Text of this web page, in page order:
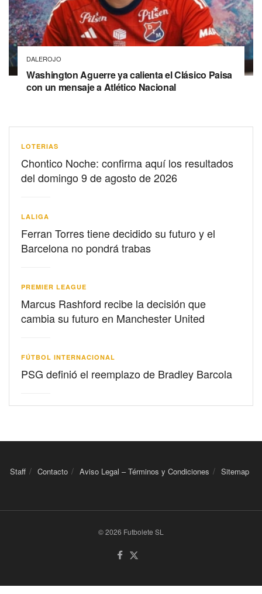
DALEROJO
Washington Aguerre ya calienta el Clásico Paisa
con un mensaje a Atlético Nacional
LOTERIAS
Chontico Noche: confirma aquí los resultados
del domingo 9 de agosto de 2026
LALIGA
Ferran Torres tiene decidido su futuro y el
Barcelona no pondrá trabas
PREMIER LEAGUE
Marcus Rashford recibe la decisión que
cambia su futuro en Manchester United
FÚTBOL INTERNACIONAL
PSG definió el reemplazo de Bradley Barcola
Staff Contacto Aviso Legal – Términos y Condiciones Sitemap
© 2026 Futbolete SL